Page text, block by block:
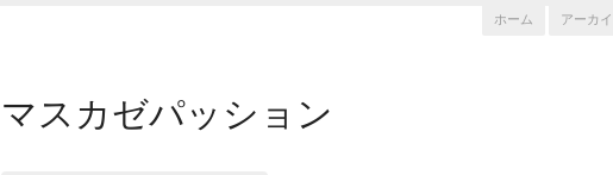
マスカゼパッション
ホーム アーカ